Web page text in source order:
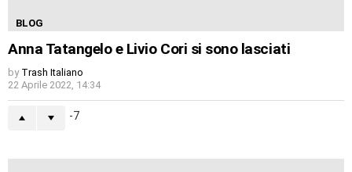
BLOG
Anna Tatangelo e Livio Cori si sono lasciati
by Trash Italiano
22 Aprile 2022, 14:34
-7